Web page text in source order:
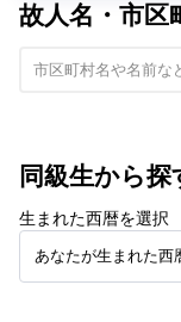
故人名・市区
同級生から探
生まれた西暦を選択